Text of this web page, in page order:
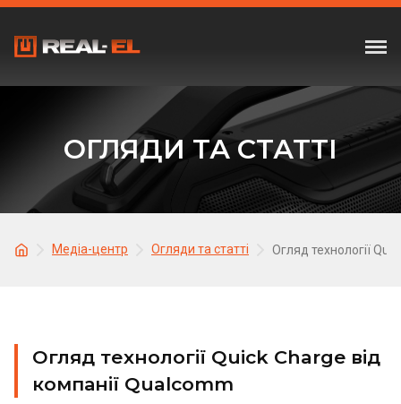
ОГЛЯДИ ТА СТАТТІ
Медіа-центр Огляди та статті Огляд технології
Огляд технології Quick Charge від
компанії Qualcomm